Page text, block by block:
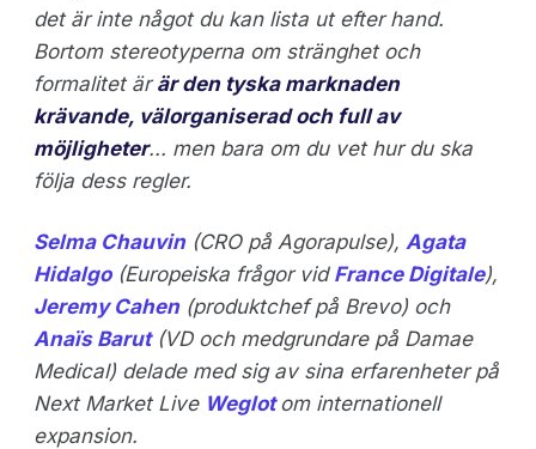
det är inte något du kan lista ut efter hand.
Bortom stereotyperna om stränghet och
formalitet ärär den tyska marknaden
krävande, välorganiserad och full av
möjligheter... men bara om du vet hur du ska
följa dess regler.
Selma Chauvin (CRO på Agorapulse), Agata
Hidalgo(Europeiska frågor vid France Digitale),
Jeremy Cahen (produktchef på Brevo) och
Anaïs Barut(VD och medgrundare på Damae
Medical) delade med sig av sina erfarenheter på
Next Market Live Weglotom internationell
expansion.